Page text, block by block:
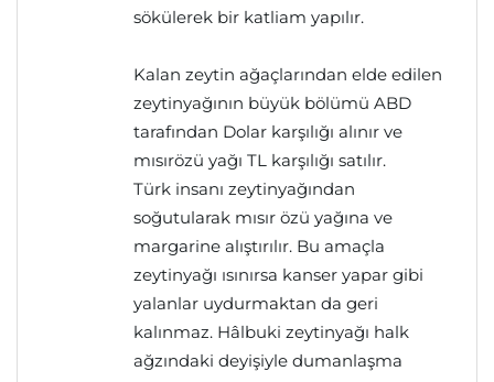
sökülerek bir katliam yapılır.
Kalan zeytin ağaçlarından elde edilen
zeytinyağının büyük bölümü ABD
tarafından Dolar karşılığı alınır ve
mısırözü yağı TL karşılığı satılır.
Türk insanı zeytinyağından
soğutularak mısır özü yağına ve
margarine alıştırılır. Bu amaçla
zeytinyağı ısınırsa kanser yapar gibi
yalanlar uydurmaktan da geri
kalınmaz. Hâlbuki zeytinyağı halk
ağzındaki deyişiyle dumanlaşma